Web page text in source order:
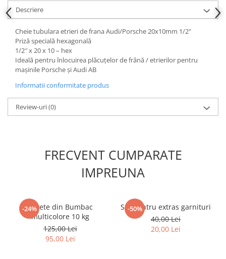
Scule fixare distributie
Alfa romeo
Audi
Bmw
Chevrolet
Chrysler
Citroen
Dacia
Fiat
Mercedes
Mini
Descriere
Cheie tubulara etrieri de frana Audi/Porsche 20x10mm 1/2"
Priză specială hexagonală
1/2″ x 20 x 10 – hex
Ideală pentru înlocuirea plăcuțelor de frână / etrierilor pentru
mașinile Porsche și Audi AB
Informatii conformitate produs
Review-uri(0)
FRECVENT CUMPARATE
IMPREUNA
-24%
Lavete din Bumbac
multicolore 10 kg
125,00 Lei
95,00 Lei
-50%
Set pentru extras garnituri
40,00 Lei
20,00 Lei